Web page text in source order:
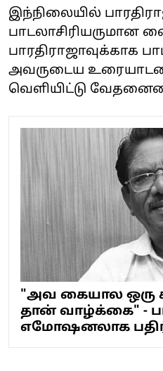
இந்நிலையில்
பாடலாசிரியருமான
பாரதிராஜாவுக்காக
அவருடைய
வெளியிட்டு
"அவ கையால ஒரு
தான் வாழ்க்கை" -
எமோஷனலாக